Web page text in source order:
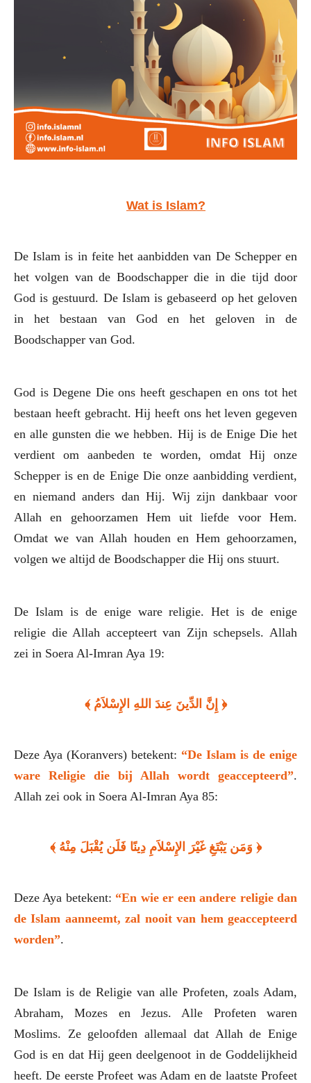
Wat is Islam?
De Islam is in feite het aanbidden van De Schepper en
het volgen van de Boodschapper die in die tijd door
God is gestuurd. De Islam is gebaseerd op het geloven
in het bestaan van God en het geloven in de
Boodschapper van God.
God is Degene Die ons heeft geschapen en ons tot het
bestaan heeft gebracht. Hij heeft ons het leven gegeven
en alle gunsten die we hebben. Hij is de Enige Die het
verdient om aanbeden te worden, omdat Hij onze
Schepper is en de Enige Die onze aanbidding verdient,
en niemand anders dan Hij. Wij zijn dankbaar voor
Allah en gehoorzamen Hem uit liefde voor Hem.
Omdat we van Allah houden en Hem gehoorzamen,
volgen we altijd de Boodschapper die Hij ons stuurt.
De Islam is de enige ware religie. Het is de enige
religie die Allah accepteert van Zijn schepsels. Allah
zei in Soera Al-Imran Aya 19:
﴿ إِنَّ الدِّينَ عِندَ اللهِ الإِسْلاَمُ ﴾
Deze Aya (Koranvers) betekent: “De Islam is de enige
ware Religie die bij Allah wordt geaccepteerd”.
Allah zei ook in Soera Al-Imran Aya 85:
﴿ وَمَن يَبْتَغِ غَيْرَ الإِسْلاَمِ دِينًا فَلَن يُقْبَلَ مِنْهُ ﴾
Deze Aya betekent: “En wie er een andere religie dan
de Islam aanneemt, zal nooit van hem geaccepteerd
worden”.
De Islam is de Religie van alle Profeten, zoals Adam,
Abraham, Mozes en Jezus. Alle Profeten waren
Moslims. Ze geloofden allemaal dat Allah de Enige
God is en dat Hij geen deelgenoot in de Goddelijkheid
heeft. De eerste Profeet was Adam en de laatste Profeet